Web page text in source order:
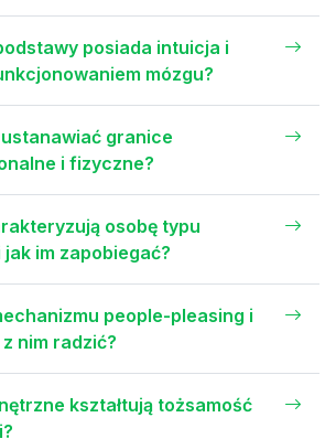
posiada intuicja i
mózgu?
granice
i fizyczne?
osobę typu
im zapobiegać?
people-pleasing i
nim radzić?
kształtują tożsamość